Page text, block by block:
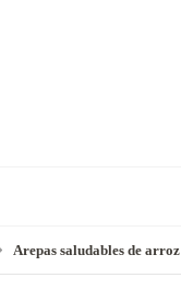
Arepas saludables de arroz